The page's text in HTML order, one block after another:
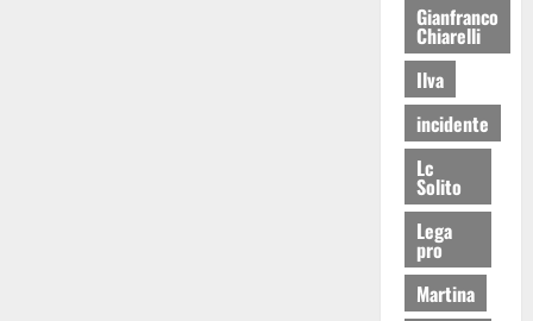
Gianfranco
Chiarelli
Ilva
incidente
Lc
Solito
Lega
pro
Martina